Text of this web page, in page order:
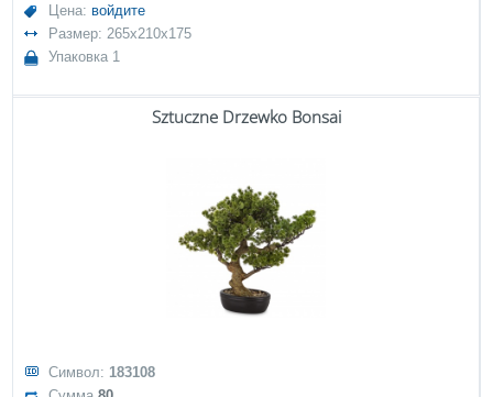
Цена: войдите
Размер: 265x210x175
Упаковка 1
Sztuczne Drzewko Bonsai
Символ: 183108